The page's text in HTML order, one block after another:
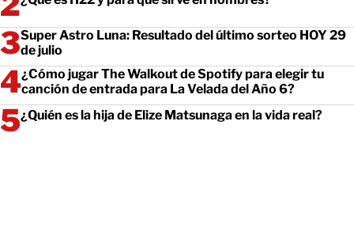
Super Astro Luna: Resultado del último sorteo HOY 29
de julio
¿Cómo jugar The Walkout de Spotify para elegir tu
canción de entrada para La Velada del Año 6?
¿Quién es la hija de Elize Matsunaga en la vida real?